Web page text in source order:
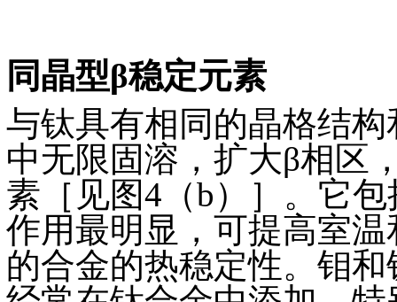
同晶型β稳定元素
与钛具有相同的晶格结
中无限固溶，扩大β相区
素［见图4（b）］。它
作用最明显，可提高室
的合金的热稳定性。钼